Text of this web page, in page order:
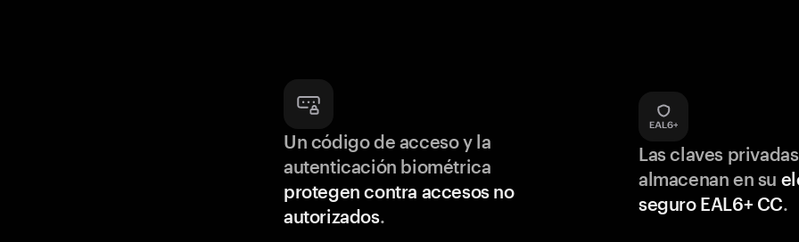
Un código de acceso y la
autenticación biométrica
protegen contra accesos no
autorizados.
Las claves
almacenan en su
seguro EAL6+ CC.